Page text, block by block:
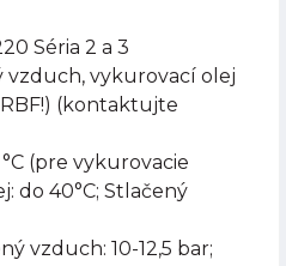
Séria 2 a 3
vzduch, vykurovací olej
(kontaktujte
(pre vykurovacie
do 40°C; Stlačený
vzduch: 10-12,5 bar;